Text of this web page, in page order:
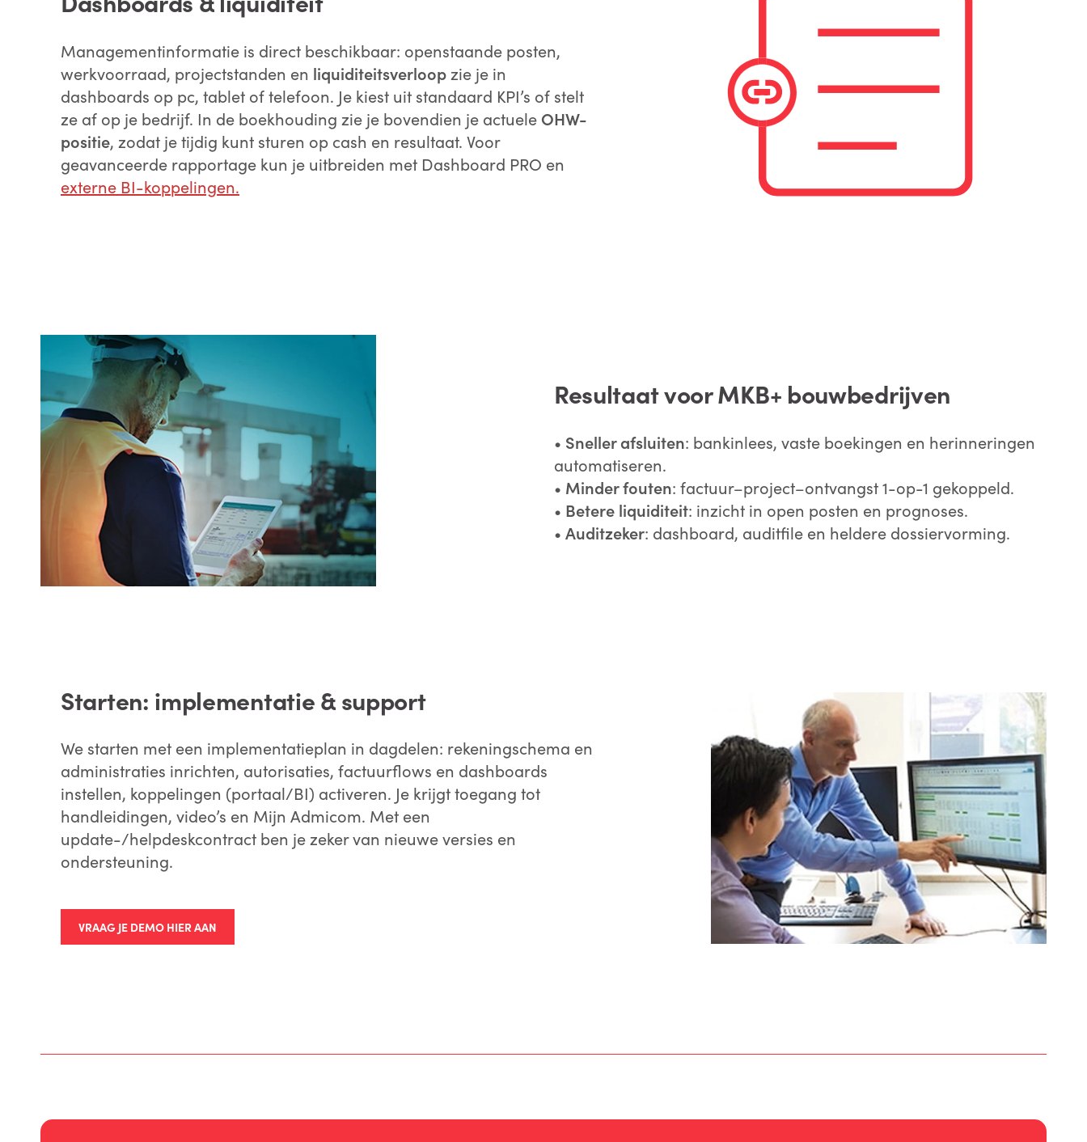
Managementinformatie is direct beschikbaar: openstaande posten,
werkvoorraad, projectstanden en liquiditeitsverloop zie je in
dashboards op pc, tablet of telefoon. Je kiest uit standaard KPI’s of stelt
ze af op je bedrijf. In de boekhouding zie je bovendien je actuele OHW-
positie, zodat je tijdig kunt sturen op cash en resultaat. Voor
geavanceerde rapportage kun je uitbreiden met Dashboard PRO en
externe BI-koppelingen.
Resultaat voor MKB+ bouwbedrijven
• Sneller afsluiten: bankinlees, vaste boekingen en herinneringen
automatiseren.
• Minder fouten: factuur–project–ontvangst 1-op-1 gekoppeld.
• Betere liquiditeit: inzicht in open posten en prognoses.
• Auditzeker: dashboard, auditfile en heldere dossiervorming.
Starten: implementatie & support
We starten met een implementatieplan in dagdelen: rekeningschema en
administraties inrichten, autorisaties, factuurflows en dashboards
instellen, koppelingen (portaal/BI) activeren. Je krijgt toegang tot
handleidingen, video’s en Mijn Admicom. Met een
update-/helpdeskcontract ben je zeker van nieuwe versies en
ondersteuning.
VRAAG JE DEMO HIER AAN